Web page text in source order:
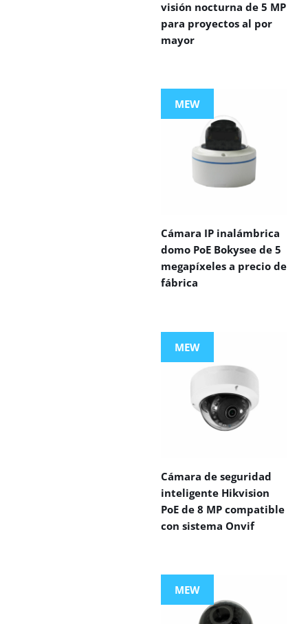
visión nocturna de 5 MP
para proyectos al por
mayor
MEW
Cámara IP inalámbrica
domo PoE Bokysee de 5
megapíxeles a precio de
fábrica
MEW
Cámara de seguridad
inteligente Hikvision
PoE de 8 MP compatible
con sistema Onvif
MEW